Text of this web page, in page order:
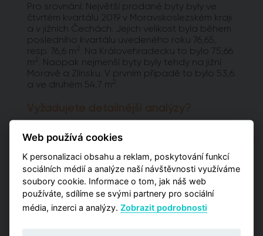
Pro srovnání: Největší prodané byty byly ve
čtvrtém kvartálu 2019 v Moravskoslezském kraji
a v jižních Čechách. Jejich velikost byla během
posledního kvartálu uvedeného roku 76,65,
resp. 76,6 m2 . Na Královehradecku to bylo 75,66
m2 . Naopak nejmenší byty byly tehdy na jižní
Moravě a Zlínsku. V prvním případě to bylo 53,6
a ve druhém 54,7 m2 .
Vyžadujete detailnější analýzy?
Potřebujete pro svá rozhodnutí pokročilejší
informace a poptáváte kromě globálních čísel
také detailnější data zaměřená na užší výběr
pražských lokalit? Vyzkoušejte naší aplikaci
Analýzy trhu, kde máte příležitost zakoupit
jednu z detailních analýz vypracovaných pro
jednotlivé městské obvody.
Web používá cookies
K personalizaci obsahu a reklam, poskytování funkcí
sociálních médií a analýze naší návštěvnosti využíváme
soubory cookie. Informace o tom, jak náš web
používáte, sdílíme se svými partnery pro sociální
média, inzerci a analýzy.Zobrazit podrobnosti